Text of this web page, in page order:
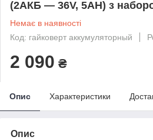
(2АКБ — 36V, 5AH) з
Немає в наявності
Код: гайковерт аккумуляторный
2 090 ₴
Опис Характеристики
Опис